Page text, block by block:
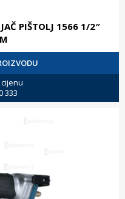
PIŠTOLJ 1566 1/2″
333